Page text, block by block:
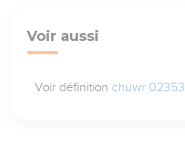
Voir aussi
Voir définition chuwr 02353